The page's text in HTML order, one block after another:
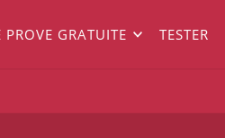
PROVE GRATUITE TESTER